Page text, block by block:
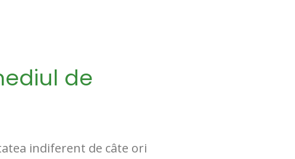
de
indiferent de câte ori